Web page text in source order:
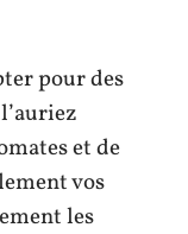
pour des
et de
vos
les